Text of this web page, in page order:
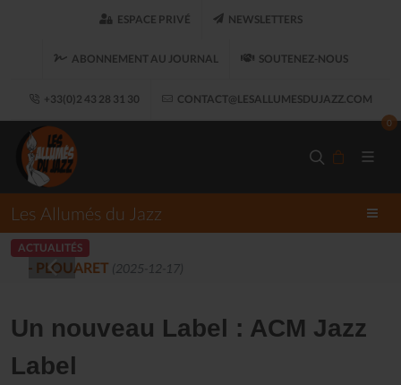
ESPACE PRIVÉ NEWSLETTERS
ABONNEMENT AU JOURNAL SOUTENEZ-NOUS
+33(0)2 43 28 31 30 CONTACT@LESALLUMESDUJAZZ.COM
0
Les Allumés du Jazz
ACTUALITÉS
LES ALLUMÉS DU JAZZ FONT SALON, LE
Un nouveau Label : ACM Jazz
Label